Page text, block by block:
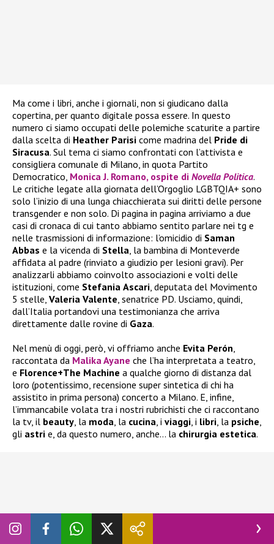
Ma come i libri, anche i giornali, non si giudicano dalla
copertina, per quanto digitale possa essere. In questo
numero ci siamo occupati delle polemiche scaturite a partire
dalla scelta di Heather Parisi come madrina del Pride di
Siracusa. Sul tema ci siamo confrontati con l’attivista e
consigliera comunale di Milano, in quota Partito
Democratico, Monica J. Romano, ospite di Novella Politica.
Le critiche legate alla giornata dell’Orgoglio LGBTQIA+ sono
solo l’inizio di una lunga chiacchierata sui diritti delle persone
transgender e non solo. Di pagina in pagina arriviamo a due
casi di cronaca di cui tanto abbiamo sentito parlare nei tg e
nelle trasmissioni di informazione: l’omicidio di Saman
Abbas e la vicenda di Stella, la bambina di Monteverde
affidata al padre (rinviato a giudizio per lesioni gravi). Per
analizzarli abbiamo coinvolto associazioni e volti delle
istituzioni, come Stefania Ascari, deputata del Movimento
5 stelle, Valeria Valente, senatrice PD. Usciamo, quindi,
dall’Italia portandovi una testimonianza che arriva
direttamente dalle rovine di Gaza.
Nel menù di oggi, però, vi offriamo anche Evita Perón,
raccontata da Malika Ayane che l’ha interpretata a teatro,
e Florence+The Machine a qualche giorno di distanza dal
loro (potentissimo, recensione super sintetica di chi ha
assistito in prima persona) concerto a Milano. E, infine,
l’immancabile volata tra i nostri rubrichisti che ci raccontano
la tv, il beauty, la moda, la cucina, i viaggi, i libri, la psiche,
gli astri e, da questo numero, anche… la chirurgia estetica.